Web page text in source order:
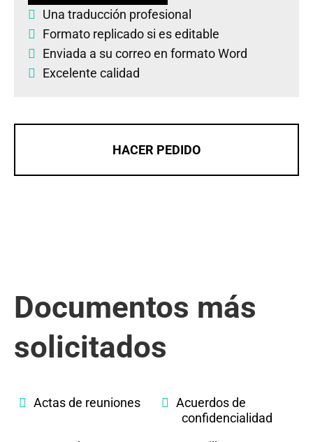
Una traducción profesional
Formato replicado si es editable
Enviada a su correo en formato Word
Excelente calidad
HACER PEDIDO
Documentos más
solicitados
Actas de reuniones
Acuerdos de
confidencialidad